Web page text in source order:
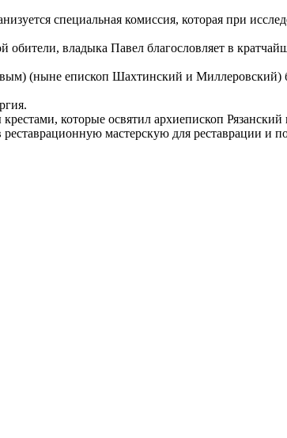
специальная комиссия, которая при
владыка Павел благословляет в
(ныне епископ Шахтинский и Миллеровский)
которые освятил архиепископ
мастерскую для реставрации и